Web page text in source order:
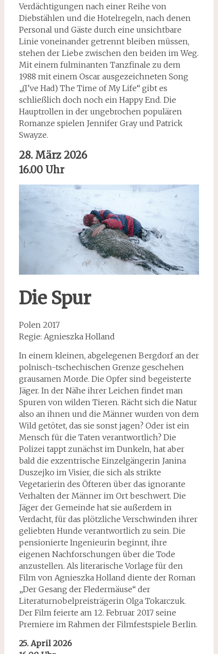
Verdächtigungen nach einer Reihe von
Diebstählen und die Hotelregeln, nach denen
Personal und Gäste durch eine unsichtbare
Linie voneinander getrennt bleiben müssen,
stehen der Liebe zwischen den beiden im Weg.
Mit einem fulminanten Tanzfinale zu dem
1988 mit einem Oscar ausgezeichneten Song
„(I’ve Had) The Time of My Life“ gibt es
schließlich doch noch ein Happy End. Die
Hauptrollen in der ungebrochen populären
Romanze spielen Jennifer Gray und Patrick
Swayze.
28. März 2026
16.00 Uhr
Die Spur
Polen 2017
Regie: Agnieszka Holland
In einem kleinen, abgelegenen Bergdorf an der
polnisch-tschechischen Grenze geschehen
grausamen Morde. Die Opfer sind begeisterte
Jäger. In der Nähe ihrer Leichen findet man
Spuren von wilden Tieren. Rächt sich die Natur
also an ihnen und die Männer wurden von dem
Wild getötet, das sie sonst jagen? Oder ist ein
Mensch für die Taten verantwortlich? Die
Polizei tappt zunächst im Dunkeln, hat aber
bald die exzentrische Einzelgängerin Janina
Duszejko im Visier, die sich als strikte
Vegetarierin des Öfteren über das ignorante
Verhalten der Männer im Ort beschwert. Die
Jäger der Gemeinde hat sie außerdem in
Verdacht, für das plötzliche Verschwinden ihrer
geliebten Hunde verantwortlich zu sein. Die
pensionierte Ingenieurin beginnt, ihre
eigenen Nachforschungen über die Tode
anzustellen. Als literarische Vorlage für den
Film von Agnieszka Holland diente der Roman
„Der Gesang der Fledermäuse“ der
Literaturnobelpreisträgerin Olga Tokarczuk.
Der Film feierte am 12. Februar 2017 seine
Premiere im Rahmen der Filmfestspiele Berlin.
25. April 2026